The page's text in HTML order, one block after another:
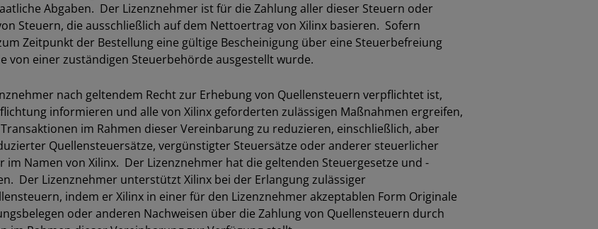
Abgaben. Der Lizenznehmer ist für die Zahlung aller dieser Steuern oder
Steuern, die ausschließlich auf dem Nettoertrag von Xilinx basieren. Sofern
Zeitpunkt der Bestellung eine gültige Bescheinigung über eine Steuerbefreiung
von einer zuständigen Steuerbehörde ausgestellt wurde.
nach geltendem Recht zur Erhebung von Quellensteuern verpflichtet ist,
informieren und alle von Xilinx geforderten zulässigen Maßnahmen ergreifen,
im Rahmen dieser Vereinbarung zu reduzieren, einschließlich, aber
Quellensteuersätze, vergünstigter Steuersätze oder anderer steuerlicher
Namen von Xilinx. Der Lizenznehmer hat die geltenden Steuergesetze und -
Der Lizenznehmer unterstützt Xilinx bei der Erlangung zulässiger
indem er Xilinx in einer für den Lizenznehmer akzeptablen Form Originale
oder anderen Nachweisen über die Zahlung von Quellensteuern durch